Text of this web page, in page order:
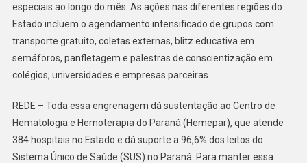
especiais ao longo do mês. As ações nas diferentes regiões do
Estado incluem o agendamento intensificado de grupos com
transporte gratuito, coletas externas, blitz educativa em
semáforos, panfletagem e palestras de conscientização em
colégios, universidades e empresas parceiras.
REDE – Toda essa engrenagem dá sustentação ao Centro de
Hematologia e Hemoterapia do Paraná (Hemepar), que atende
384 hospitais no Estado e dá suporte a 96,6% dos leitos do
Sistema Único de Saúde (SUS) no Paraná. Para manter essa